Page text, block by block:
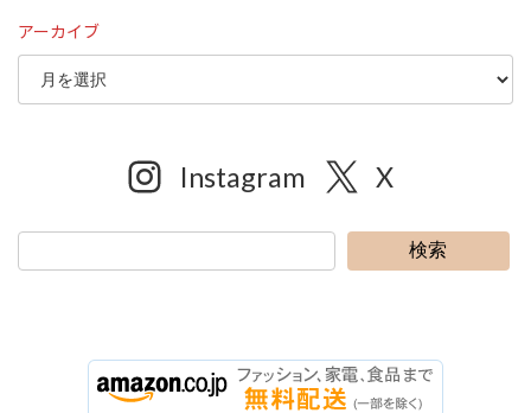
アーカイブ
Instagram X
検索